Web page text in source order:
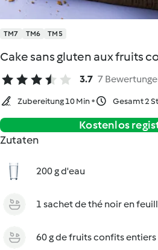
TM7 TM6 TM5
Cake sans gluten aux fruits
3.7 7
Zubereitung 10 Min Gesamt 2
Kostenlos
Zutaten
200 g d'eau
1 sachet de thé noir en
60 g de fruits confits entiers